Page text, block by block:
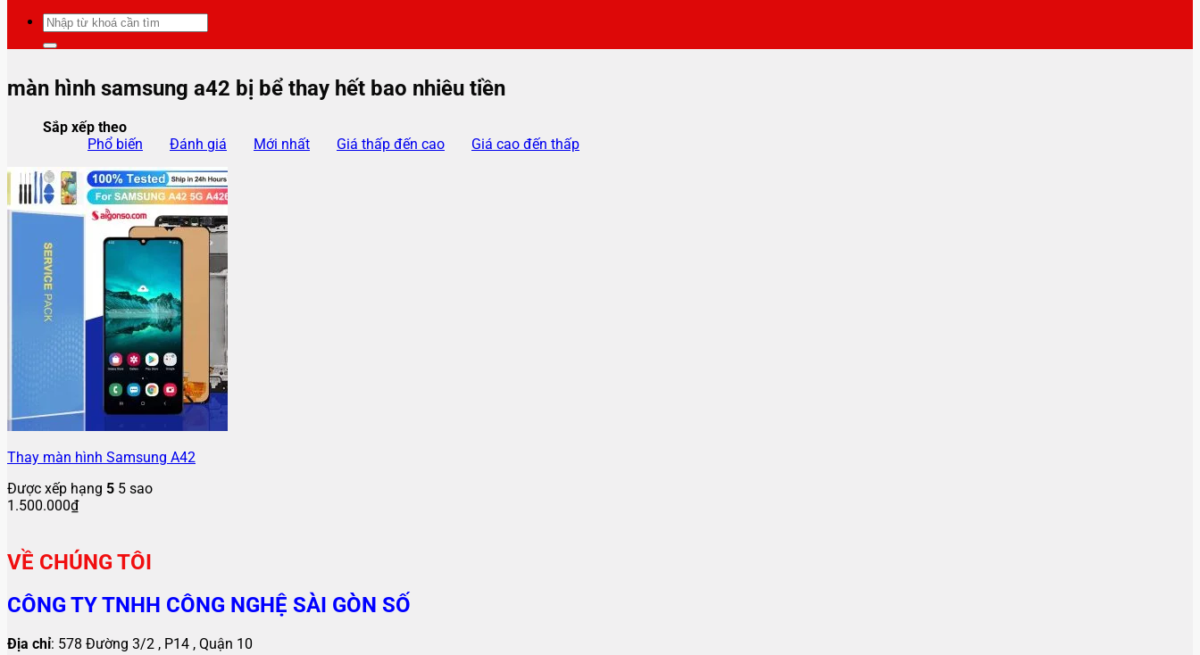
Tìm
kiếm:
màn hình samsung a42 bị bể thay hết bao nhiêu tiền
Sắp xếp theo
Phổ biến
Đánh giá Mới nhất Giá thấp đến cao Giá cao đến thấp
Thay màn hình Samsung A42
Được xếp hạng 5 5 sao
1.500.000₫
VỀ CHÚNG TÔI
CÔNG TY TNHH CÔNG NGHỆ SÀI GÒN SỐ
Địa chỉ: 578 Đường 3/2 , P14 , Quận 10